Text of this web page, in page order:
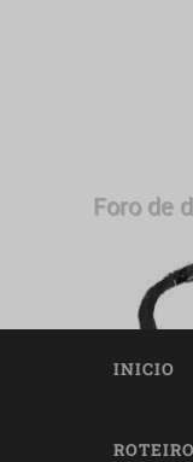
Foro de
INICIO